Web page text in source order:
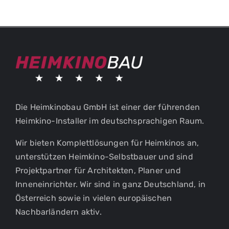
Die Heimkinobau GmbH ist einer der führenden
Heimkino-Installer im deutschsprachigen Raum.
Wir bieten Komplettlösungen für Heimkinos an,
unterstützen Heimkino-Selbstbauer und sind
Projektpartner für Architekten, Planer und
Inneneinrichter. Wir sind in ganz Deutschland, in
Österreich sowie in vielen europäischen
Nachbarländern aktiv.